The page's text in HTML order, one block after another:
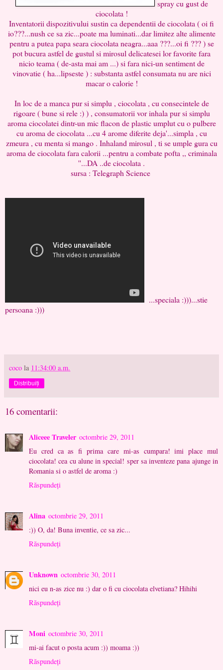
spray cu gust de
ciocolata !
Inventatorii dispozitivului sustin ca dependentii de ciocolata ( oi fi
io???...nush ce sa zic...poate ma luminati...dar limitez alte alimente
pentru a putea papa seara ciocolata neagra...aaa ???...oi fi ??? ) se
pot bucura astfel de gustul si mirosul delicatesei lor favorite fara
nicio teama ( de-asta mai am ...) si fara nici-un sentiment de
vinovatie ( ha...lipseste ) : substanta astfel consumata nu are nici
macar o calorie !
In loc de a manca pur si simplu , ciocolata , cu consecintele de
rigoare ( bune si rele :) ) , consumatorii vor inhala pur si simplu
aroma ciocolatei dintr-un mic flacon de plastic umplut cu o pulbere
cu aroma de ciocolata ...cu 4 arome diferite deja'...simpla , cu
zmeura , cu menta si mango . Inhaland mirosul , ti se umple gura cu
aroma de ciocolata fara calorii ...pentru a combate pofta ,, criminala
''...DA ..de ciocolata .
sursa : Telegraph Science
...speciala :)))...stie
persoana :)))
coco la 11:34:00 a.m.
Distribuiți
16 comentarii:
Aliceee Traveler octombrie 29, 2011
Eu cred ca as fi prima care mi-as cumpara! imi place mul
ciocolata! cea cu alune in special! sper sa inventeze pana ajunge in
Romania si o astfel de aroma :)
Răspundeți
Alina octombrie 29, 2011
:)) O, da! Buna inventie, ce sa zic...
Răspundeți
Unknown octombrie 30, 2011
nici eu n-as zice nu :) dar o fi cu ciocolata elvetiana? Hihihi
Răspundeți
Moni octombrie 30, 2011
mi-ai facut o posta acum :)) moama :))
Răspundeți